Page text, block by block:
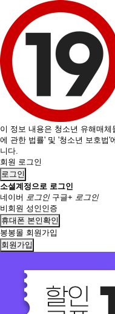
이 정보 내용은 청소년 유해매
에 관한 법률' 및 '청소년 보호법'
니다.
회원 로그인
로그인
소셜계정으로 로그인
네이버 로그인 구글+ 로그인
비회원 성인인증
휴대폰 본인확인
봉봉몰 회원가입
회원가입